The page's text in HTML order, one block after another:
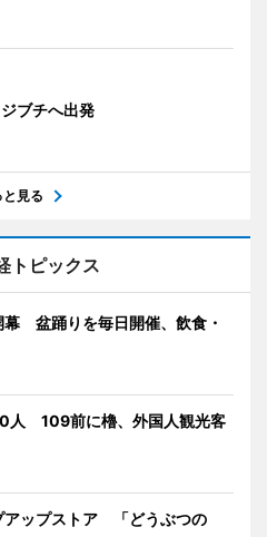
ブチへ出発
と見る
トピックス
盆踊りを毎日開催、飲食・
人 109前に櫓、外国人観光客
アップストア 「どうぶつの